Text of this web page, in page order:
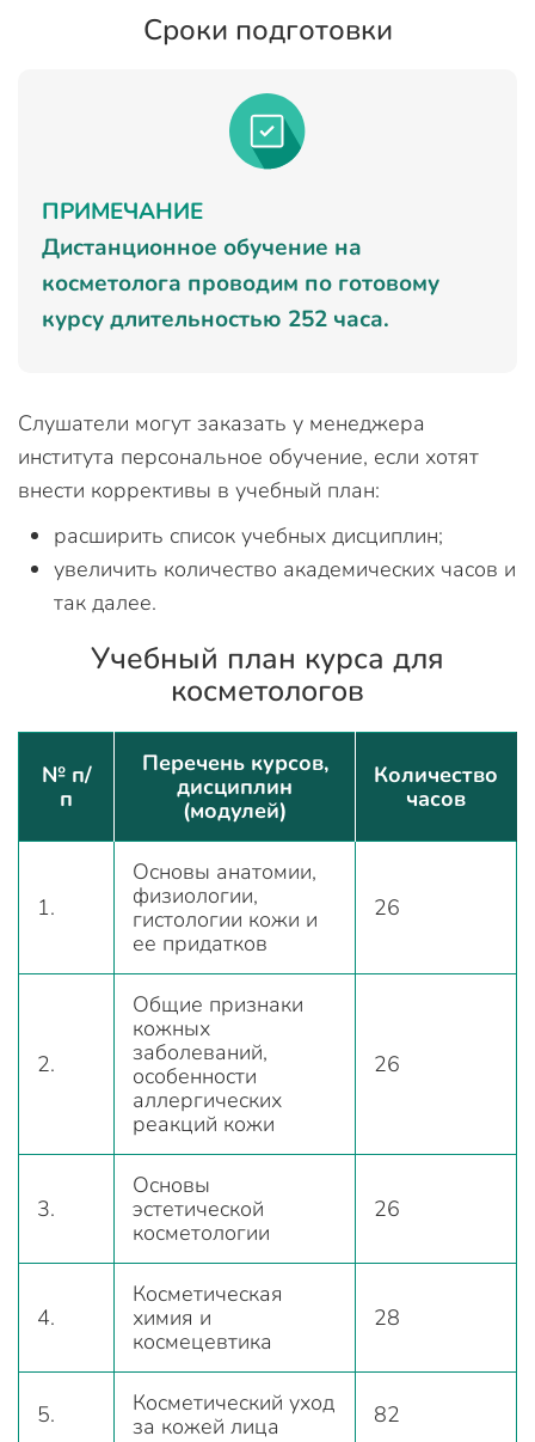
Сроки подготовки
ПРИМЕЧАНИЕ
Дистанционное обучение на
косметолога проводим по готовому
курсу длительностью 252 часа.
Слушатели могут заказать у менеджера
института персональное обучение, если хотят
внести коррективы в учебный план:
расширить список учебных дисциплин;
увеличить количество академических часов и
так далее.
Учебный план курса для
косметологов
№ п/
п
Перечень курсов,
дисциплин
(модулей)
Количество
часов
1.
Основы анатомии,
физиологии,
гистологии кожи и
ее придатков
26
2.
Общие признаки
кожных
заболеваний,
особенности
аллергических
реакций кожи
26
3.
Основы
эстетической
косметологии
26
4.
Косметическая
химия и
космецевтика
28
5.
Косметический уход
за кожей лица
82